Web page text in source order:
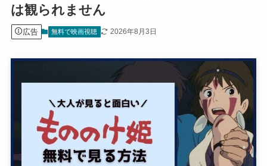
は観られません
広告 無料で映画視聴 2026年8月3日